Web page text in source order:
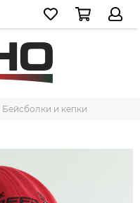
Бейсболки и кепки